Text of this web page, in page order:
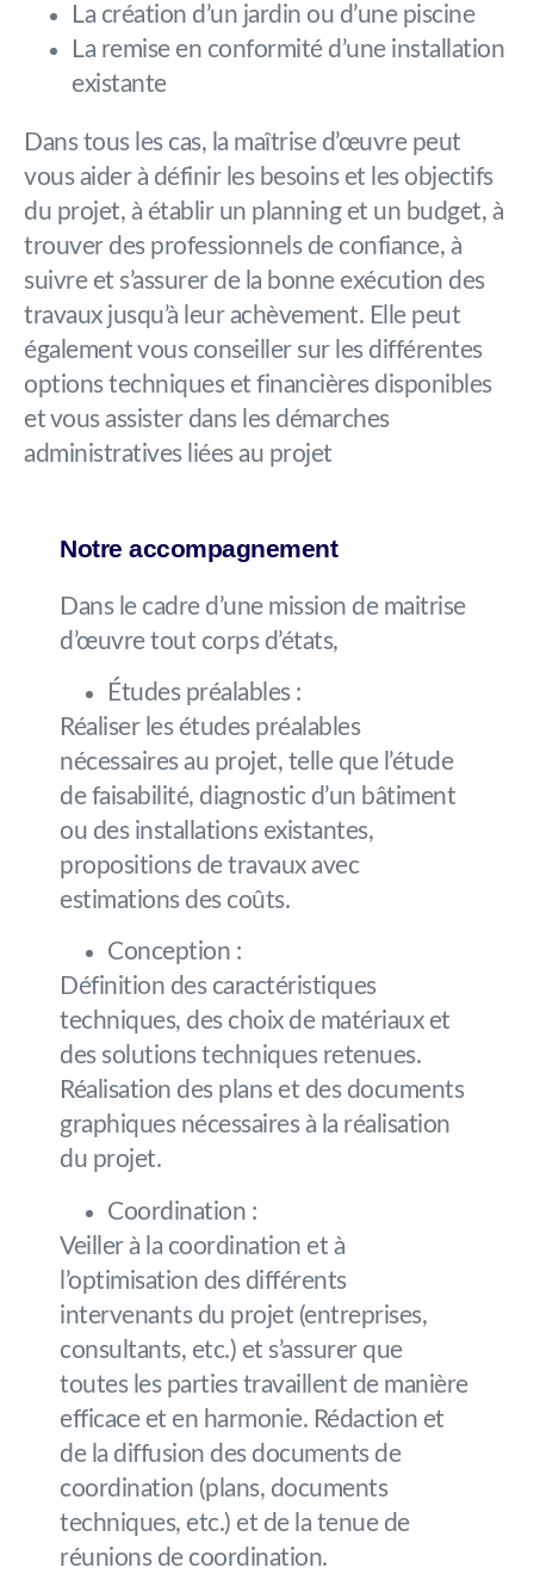
La création d’un jardin ou d’une piscine
La remise en conformité d’une installation
existante
Dans tous les cas, la maîtrise d’œuvre peut
vous aider à définir les besoins et les objectifs
du projet, à établir un planning et un budget, à
trouver des professionnels de confiance, à
suivre et s’assurer de la bonne exécution des
travaux jusqu’à leur achèvement. Elle peut
également vous conseiller sur les différentes
options techniques et financières disponibles
et vous assister dans les démarches
administratives liées au projet
Notre accompagnement
Dans le cadre d’une mission de maitrise
d’œuvre tout corps d’états,
Études préalables :
Réaliser les études préalables
nécessaires au projet, telle que l’étude
de faisabilité, diagnostic d’un bâtiment
ou des installations existantes,
propositions de travaux avec
estimations des coûts.
Conception :
Définition des caractéristiques
techniques, des choix de matériaux et
des solutions techniques retenues.
Réalisation des plans et des documents
graphiques nécessaires à la réalisation
du projet.
Coordination :
Veiller à la coordination et à
l’optimisation des différents
intervenants du projet (entreprises,
consultants, etc.) et s’assurer que
toutes les parties travaillent de manière
efficace et en harmonie. Rédaction et
de la diffusion des documents de
coordination (plans, documents
techniques, etc.) et de la tenue de
réunions de coordination.